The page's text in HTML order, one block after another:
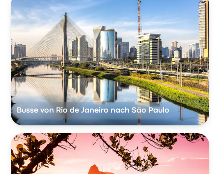
Busse von Rio de Janeiro nach São Paulo